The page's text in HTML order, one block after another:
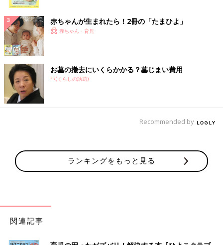
赤ちゃんが生まれたら！2冊の「たまひよ」
赤ちゃん・育児
お墓の撤去にいくらかかる？墓じまい費用
PR(くらしの話題)
Recommended by
ランキングをもっと見る
関連記事